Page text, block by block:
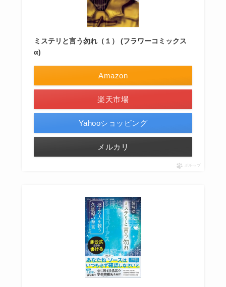
ミステリと言う勿れ（１） (フラワーコミックス
α)
Amazon
楽天市場
Yahooショッピング
メルカリ
ポチップ